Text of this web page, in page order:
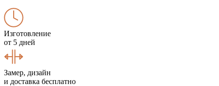
Изготовление
от 5 дней
Замер, дизайн
и доставка бесплатно